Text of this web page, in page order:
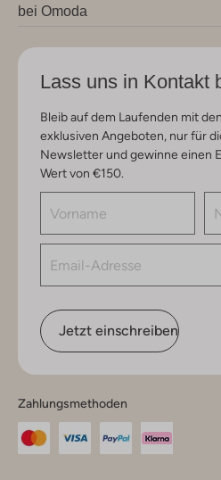
bei Omoda
Lass uns in Kontakt
Bleib auf dem Laufenden mit
exklusiven Angeboten, nur für
Newsletter und gewinne einen
Wert von €150.
Jetzt einschreiben
Zahlungsmethoden